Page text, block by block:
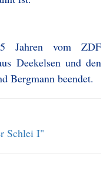
Jahren vom ZDF
Deekelsen und den
Bergmann beendet.
Schlei I"